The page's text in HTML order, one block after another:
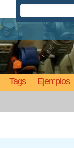
Tags Ejemplos